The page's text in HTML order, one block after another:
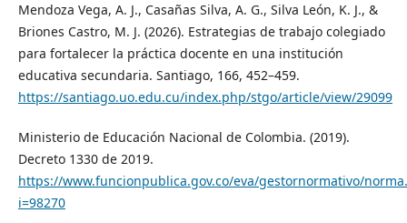
Mendoza Vega, A. J., Casañas Silva, A. G., Silva León, K. J., &
Briones Castro, M. J. (2026). Estrategias de trabajo colegiado
para fortalecer la práctica docente en una institución
educativa secundaria. Santiago, 166, 452–459.
https://santiago.uo.edu.cu/index.php/stgo/article/view/29099
Ministerio de Educación Nacional de Colombia. (2019).
Decreto 1330 de 2019.
https://www.funcionpublica.gov.co/eva/gestornormativo/
i=98270